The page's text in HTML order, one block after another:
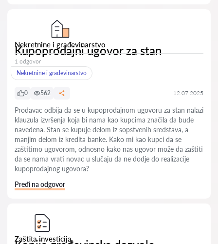
Nekretnine i građevinarstvo
Kupoprodajni ugovor za stan
1 odgovor
Nekretnine i građevinarstvo
0 562 12.07.2025
Prodavac odbija da se u kupoprodajnom ugovoru za stan nalazi
klauzula izvršenja koja bi nama kao kupcima značila da bude
navedena. Stan se kupuje delom iz sopstvenih sredstava, a
manjim delom iz kredita banke. Kako mi kao kupci da se
zaštitimo ugovorom, odnosno kako nas ugovor može da zaštiti
da se nama vrati novac u slučaju da ne dodje do realizacije
kupoprodajnog ugovora?
Pređi na odgovor
Zaštita investicija